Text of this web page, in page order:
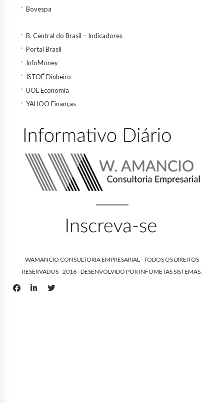
Bovespa
B. Central do Brasil – Indicadores
Portal Brasil
InfoMoney
ISTOÉ Dinheiro
UOL Economia
YAHOO Finanças
WAMANCIO CONSULTORIA EMPRESARIAL - TODOS OS DIREITOS
RESERVADOS - 2016 - DESENVOLVIDO PORINFOMETAS SISTEMAS.